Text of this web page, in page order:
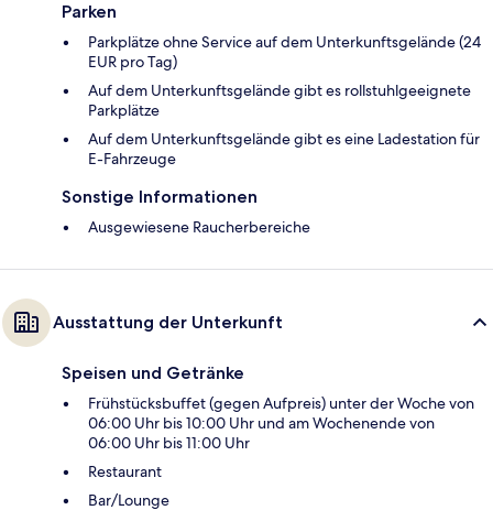
Parken
Parkplätze ohne Service auf dem Unterkunftsgelände (24
EUR pro Tag)
Auf dem Unterkunftsgelände gibt es rollstuhlgeeignete
Parkplätze
Auf dem Unterkunftsgelände gibt es eine Ladestation für
E-Fahrzeuge
Sonstige Informationen
Ausgewiesene Raucherbereiche
Ausstattung der Unterkunft
Speisen und Getränke
Frühstücksbuffet (gegen Aufpreis) unter der Woche von
06:00 Uhr bis 10:00 Uhr und am Wochenende von
06:00 Uhr bis 11:00 Uhr
Restaurant
Bar/Lounge